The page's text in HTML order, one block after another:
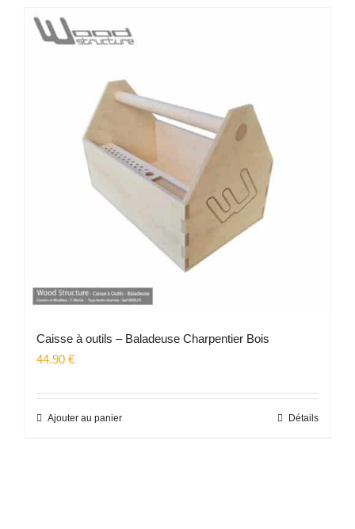
Caisse à outils – Baladeuse Charpentier Bois
44.90 €
Ajouter au panier Détails